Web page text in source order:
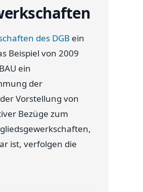
des DGB ein
Beispiel von 2009
ein
der
Vorstellung von
Bezüge zum
ist, verfolgen die